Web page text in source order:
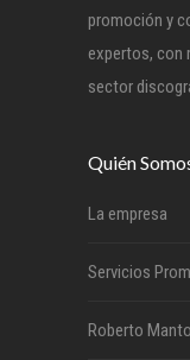
promoción y
expertos, con
sector
Quién
La empresa
Servicios
Roberto